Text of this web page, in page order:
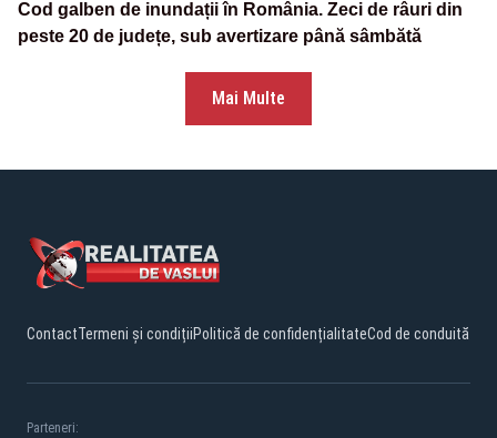
Cod galben de inundații în România. Zeci de râuri din
peste 20 de județe, sub avertizare până sâmbătă
Mai Multe
ContactTermeni și condițiiPolitică de confidențialitateCod de conduită
Parteneri: